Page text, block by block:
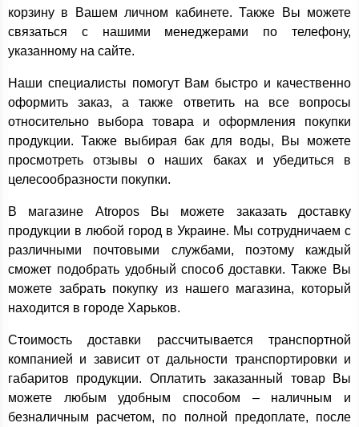
корзину в Вашем личном кабинете. Также Вы можете
связаться с нашими менеджерами по телефону,
указанному на сайте.
Наши специалисты помогут Вам быстро и качественно
оформить заказ, а также ответить на все вопросы
относительно выбора товара и оформления покупки
продукции. Также выбирая бак для воды, Вы можете
просмотреть отзывы о наших баках и убедиться в
целесообразности покупки.
В магазине Atropos Вы можете заказать доставку
продукции в любой город в Украине. Мы сотрудничаем с
различными почтовыми службами, поэтому каждый
сможет подобрать удобный способ доставки. Также Вы
можете забрать покупку из нашего магазина, который
находится в городе Харьков.
Стоимость доставки рассчитывается транспортной
компанией и зависит от дальности транспортировки и
габаритов продукции. Оплатить заказанный товар Вы
можете любым удобным способом – наличным и
безналичным расчетом, по полной предоплате, после